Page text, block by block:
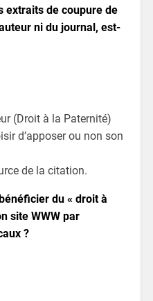
extraits de coupure de
ni du journal, est-
(Droit à la Paternité)
d’apposer ou non son
de la citation.
du « droit à
site WWW par
?